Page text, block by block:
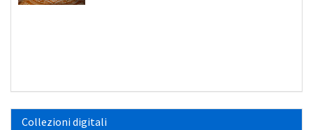
Collezioni digitali